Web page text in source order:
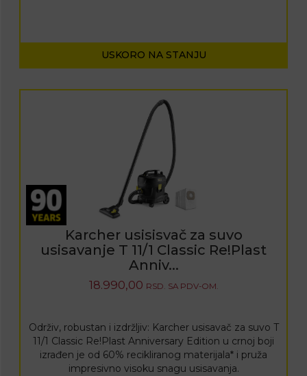
USKORO NA STANJU
Karcher usisisvač za suvo
usisavanje T 11/1 Classic Re!Plast
Anniv...
18.990,00 RSD. SA PDV-OM.
Održiv, robustan i izdržljiv: Karcher usisavač za suvo T
11/1 Classic Re!Plast Anniversary Edition u crnoj boji
izrađen je od 60% recikliranog materijala* i pruža
impresivno visoku snagu usisavanja.